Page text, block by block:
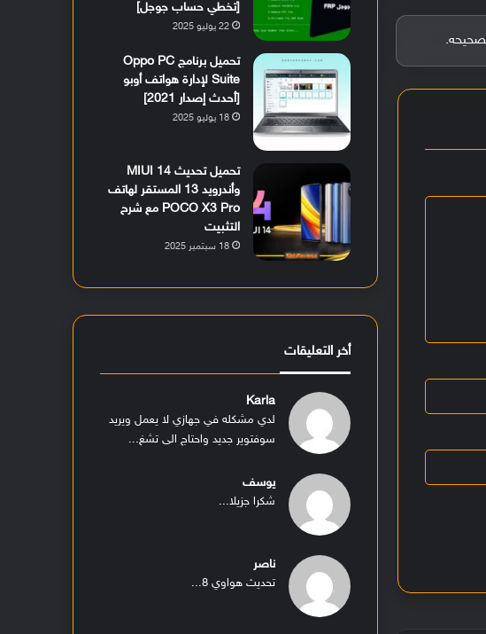
[تخطي حساب جوجل]
22 يوليو 2025
تحميل برنامج Oppo PC
Suite لإدارة هواتف أوبو
[أحدث إصدار 2021]
18 يوليو 2025
تحميل تحديث MIUI 14
وأندرويد 13 المستقر لهاتف
POCO X3 Pro مع شرح
التثبيت
18 سبتمبر 2025
أخر التعليقات
Karla
لدي مشكله في جهازي لا يعمل ويريد
سوفتوير جديد واحتاج الى تشغ...
يوسف
شكرا جزيلا...
ناصر
تحديث هواوي 8...